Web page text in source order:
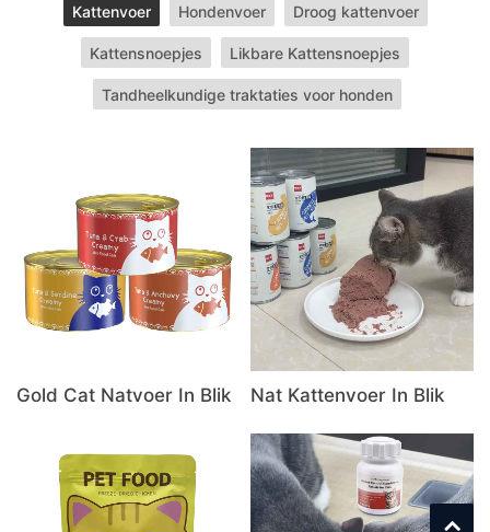
Kattenvoer Hondenvoer Droog kattenvoer
Kattensnoepjes Likbare Kattensnoepjes
Tandheelkundige traktaties voor honden
Gold Cat Natvoer In Blik Nat Kattenvoer In Blik